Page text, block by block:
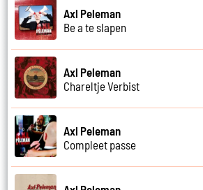
Axl Peleman
Be a te slapen
Axl Peleman
Chareltje Verbist
Axl Peleman
Compleet passe